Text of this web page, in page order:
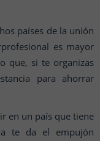
países de la unión
es mayor
que, si te organizas
para ahorrar
en un país que tiene
te da el empujón